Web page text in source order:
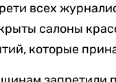
всех
салоны
которые